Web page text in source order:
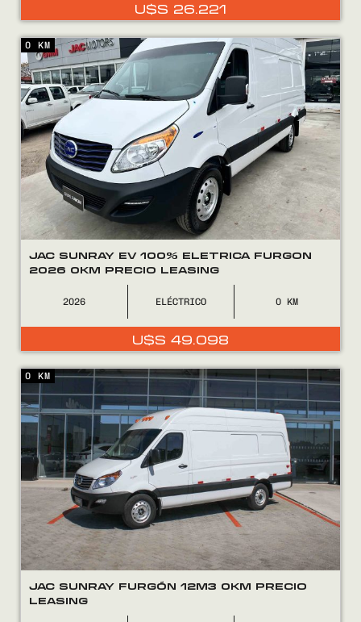
U$S 26.221
JAC SUNRAY EV 100% ELETRICA FURGON
2026 0KM PRECIO LEASING
2026 ELÉCTRICO 0
U$S 49.098
0 KM
JAC SUNRAY FURGÓN 12M3 0KM PRECIO
LEASING
0 KM